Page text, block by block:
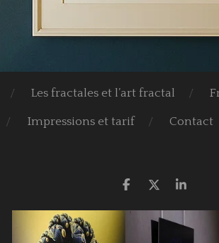
Les fractales et l’art fractal
Impressions et tarif Contact
P
r
P
r
P
r
t